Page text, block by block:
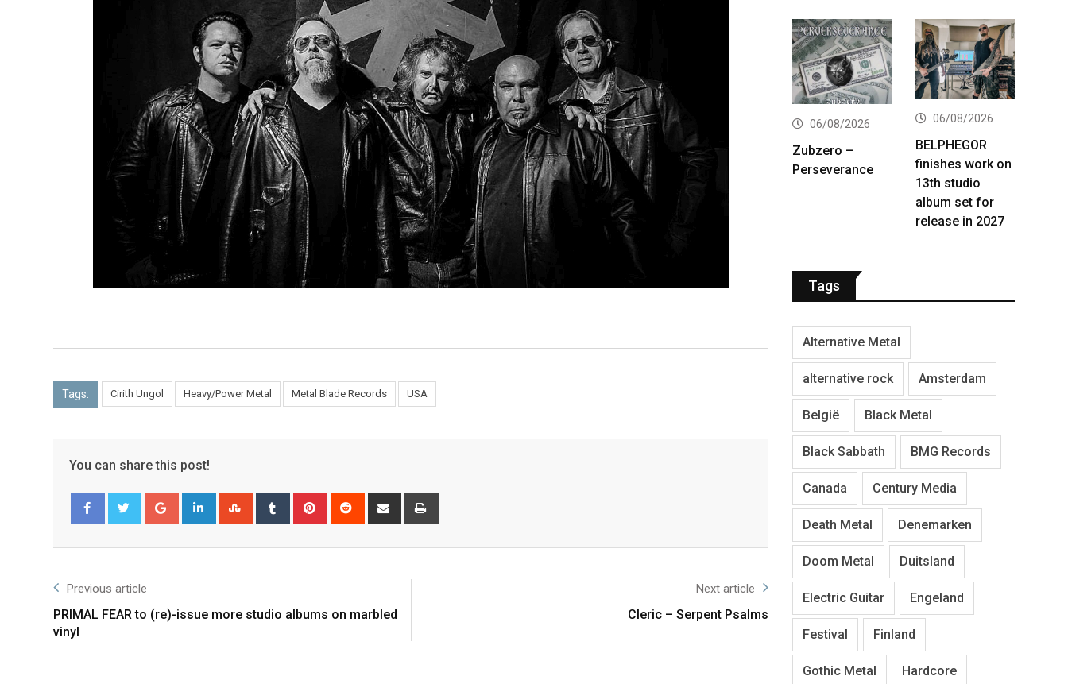
Tags: Cirith Ungol Heavy/Power Metal Metal Blade Records USA
You can share this post!
Previous article
PRIMAL FEAR to (re)-issue more studio albums on marbled
vinyl
Next article
Cleric – Serpent Psalms
06/08/2026
Zubzero –
Perseverance
06/08/2026
BELPHEGOR
finishes work on
13th studio
album set for
release in 2027
Tags
Alternative Metal
alternative rock Amsterdam
België Black Metal
Black Sabbath BMG Records
Canada Century Media
Death Metal Denemarken
Doom Metal Duitsland
Electric Guitar Engeland
Festival Finland
Gothic Metal Hardcore